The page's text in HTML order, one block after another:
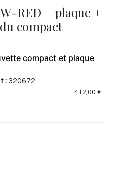
RED + plaque +
compact
compact et plaque
: 320672
412,00 €